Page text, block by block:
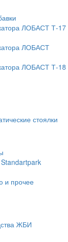
ЛОБАСТ Т-17
ЛОБАСТ
ЛОБАСТ Т-18
стоялки
и прочее
ЖБИ